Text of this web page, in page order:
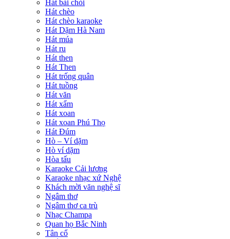
Hát bài chòi
Hát chèo
Hát chèo karaoke
Hát Dặm Hà Nam
Hát múa
Hát ru
Hát then
Hát Then
Hát trống quân
Hát tuồng
Hát văn
Hát xẩm
Hát xoan
Hát xoan Phú Thọ
Hát Đúm
Hò – Ví dặm
Hò ví dặm
Hòa tấu
Karaoke Cải lương
Karaoke nhạc xứ Nghệ
Khách mời văn nghệ sĩ
Ngâm thơ
Ngâm thơ ca trù
Nhạc Champa
Quan họ Bắc Ninh
Tân cổ